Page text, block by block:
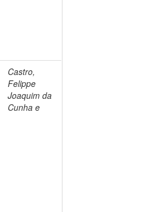
Castro,
Felippe
Joaquim da
Cunha e